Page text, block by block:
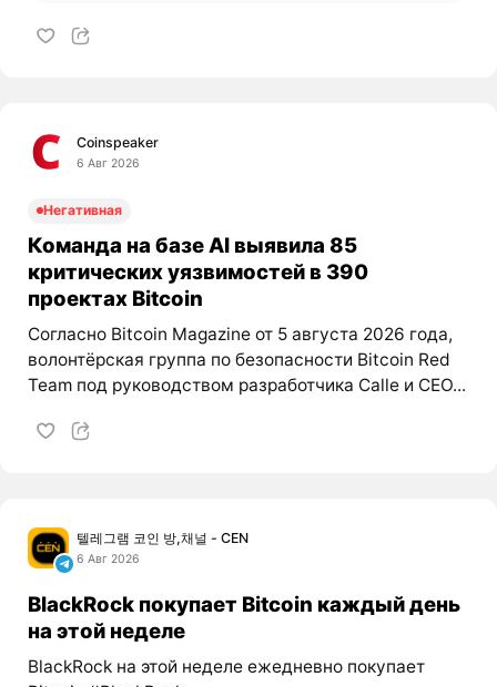
Coinspeaker
6 Авг 2026
Негативная
Команда на базе AI выявила 85
критических уязвимостей в 390
проектах Bitcoin
Согласно Bitcoin Magazine от 5 августа 2026 года,
волонтёрская группа по безопасности Bitcoin Red
Team под руководством разработчика Calle и CEO...
텔레그램 코인 방,채널 - CEN
6 Авг 2026
BlackRock покупает Bitcoin каждый день
на этой неделе
BlackRock на этой неделе ежедневно покупает